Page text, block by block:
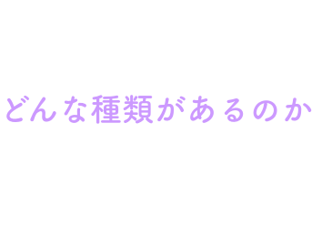
んな種類があるのか